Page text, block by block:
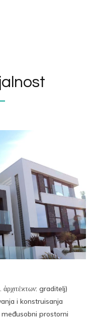
graditelj)
i konstruisanja
prostorni